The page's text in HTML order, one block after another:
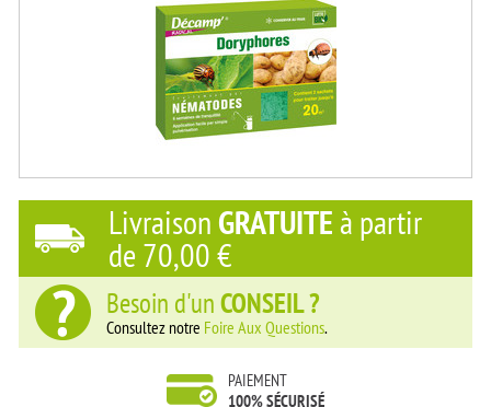
LivraisonGRATUITEà partir
de70,00 €
Besoin d'unCONSEIL ?
Consultez notre Foire Aux Questions.
PAIEMENT
100% SÉCURISÉ